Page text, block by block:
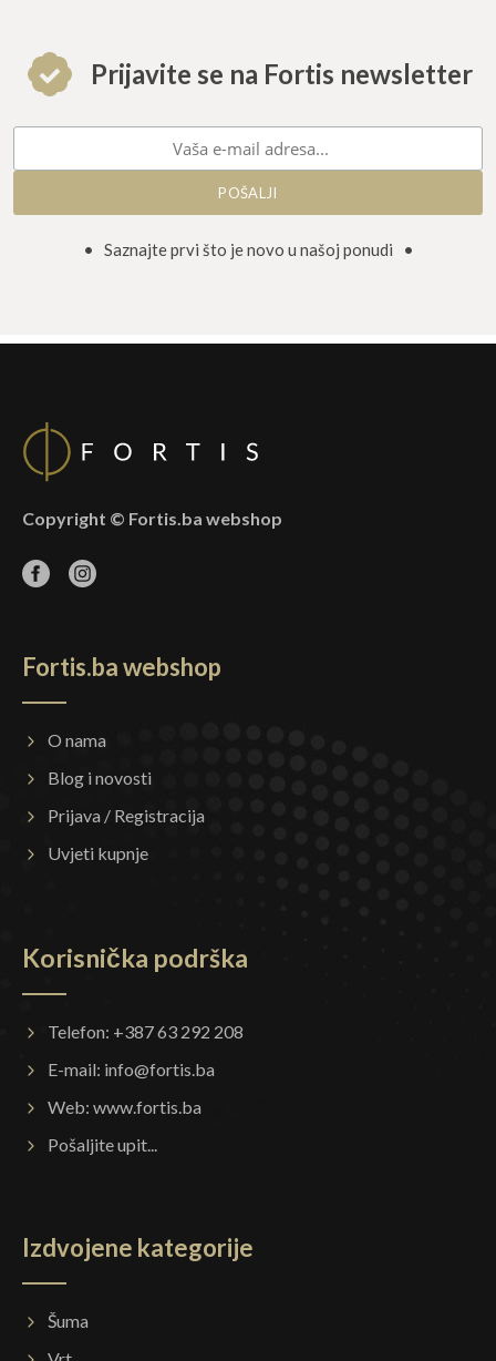
Prijavite se na Fortis newsletter
• Saznajte prvi što je novo u našoj ponudi •
Copyright © Fortis.ba webshop
Fortis.ba webshop
O nama
Blog i novosti
Prijava / Registracija
Uvjeti kupnje
Korisnička podrška
Telefon: +387 63 292 208
E-mail: info@fortis.ba
Web: www.fortis.ba
Pošaljite upit...
Izdvojene kategorije
Šuma